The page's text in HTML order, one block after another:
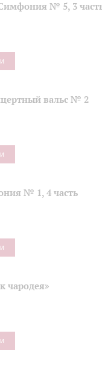
№ 5, 3
вальс № 2
№ 1, 4 часть
чародея»